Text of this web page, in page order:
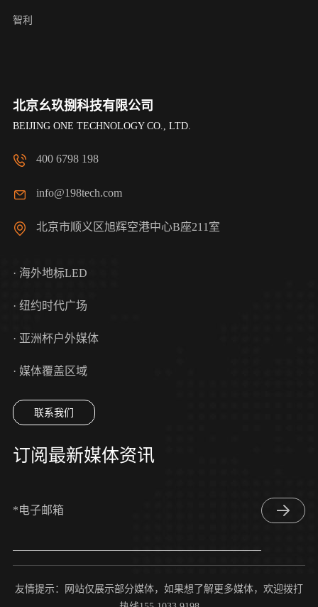
智利
北京幺玖捌科技有限公司
BEIJING ONE TECHNOLOGY CO., LTD.
400 6798 198
info@198tech.com
北京市顺义区旭辉空港中心B座211室
· 海外地标LED
· 纽约时代广场
· 亚洲杯户外媒体
· 媒体覆盖区域
联系我们
订阅最新媒体资讯
*电子邮箱
友情提示：网站仅展示部分媒体，如果想了解更多媒体，欢迎拨打